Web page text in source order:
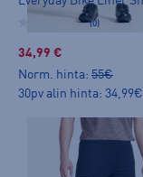
(0)
34,99 €
Norm. hinta: 55€
30pv alin hinta: 34,99€